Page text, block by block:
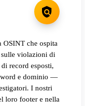
OSINT che ospita
violazioni di
record esposti,
e dominio —
I nostri
loro footer e nella